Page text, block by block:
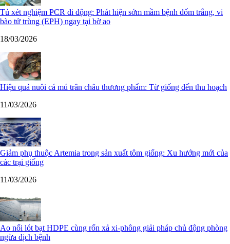
Tủ xét nghiệm PCR di động: Phát hiện sớm mầm bệnh đốm trắng, vi
bào tử trùng (EPH) ngay tại bờ ao
18/03/2026
Hiệu quả nuôi cá mú trân châu thương phẩm: Từ giống đến thu hoạch
11/03/2026
Giảm phụ thuộc Artemia trong sản xuất tôm giống: Xu hướng mới của
các trại giống
11/03/2026
Ao nổi lót bạt HDPE cùng rốn xả xi-phông giải pháp chủ động phòng
ngừa dịch bệnh